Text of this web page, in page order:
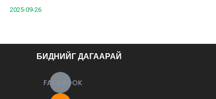
2025-09-26
БИДНИЙГ ДАГААРАЙ
FACEBOOK